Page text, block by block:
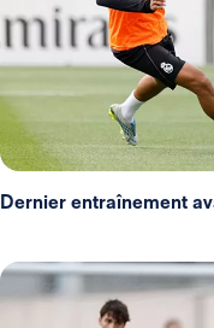
Dernier entraînement